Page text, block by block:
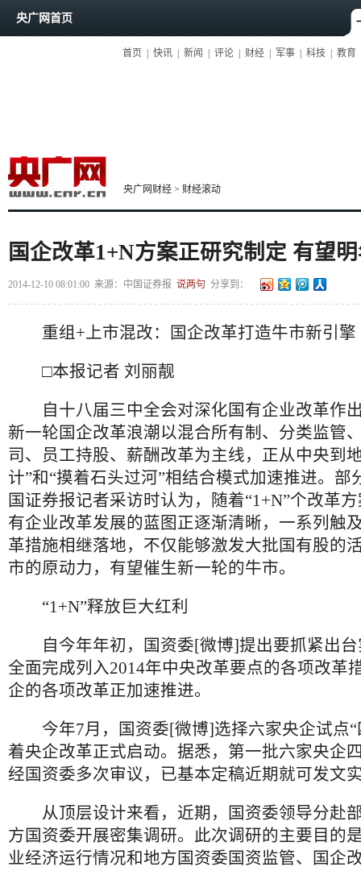
央广网首页
首页 快讯 新闻 评论 财经 军事 科技 教育
央广网财经 > 财经滚动
国企改革1+N方案正研究制定 有望
2014-12-10 08:01:00 来源： 中国证券报 说两句 分享到：
重组+上市混改：国企改革打造牛市新引擎
□本报记者 刘丽靓
自十八届三中全会对深化国有企业改革作
新一轮国企改革浪潮以混合所有制、分类监管
司、员工持股、薪酬改革为主线，正从中央到
计”和“摸着石头过河”相结合模式加速推进。部
国证券报记者采访时认为，随着“1+N”个改革
有企业改革发展的蓝图正逐渐清晰，一系列触
革措施相继落地，不仅能够激发大批国有股的
市的原动力，有望催生新一轮的牛市。
“1+N”释放巨大红利
自今年年初，国资委[微博]提出要抓紧出台
全面完成列入2014年中央改革要点的各项改革
企的各项改革正加速推进。
今年7月，国资委[微博]选择六家央企试点“
着央企改革正式启动。据悉，第一批六家央企
经国资委多次审议，已基本定稿近期就可发文
从顶层设计来看，近期，国资委领导分赴
方国资委开展密集调研。此次调研的主要目的
业经济运行情况和地方国资委国资监管、国企